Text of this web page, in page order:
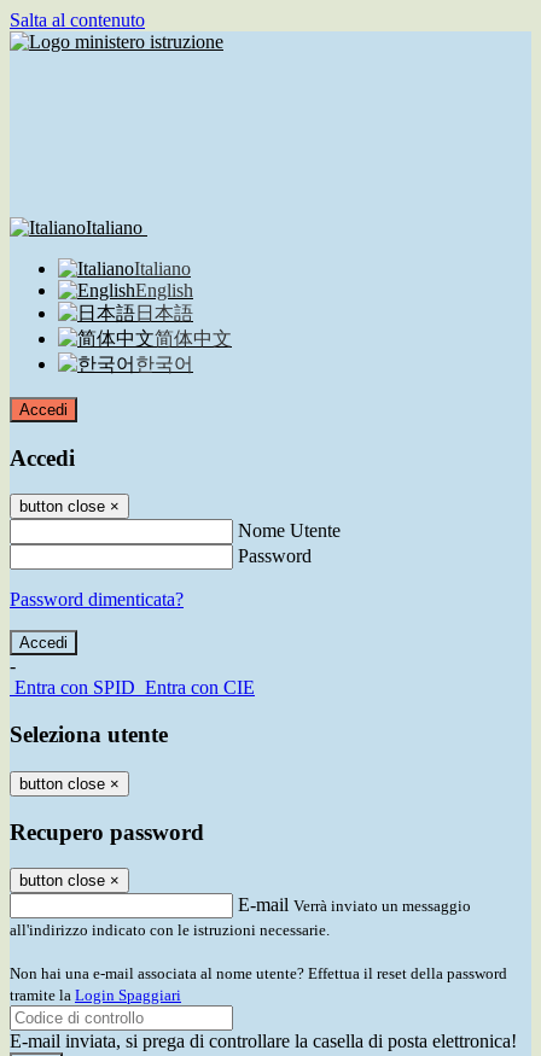
Salta al contenuto
Italiano
Italiano
English
日本語
简体中文
한국어
Accedi
Accedi
button close ×
Nome Utente
Password
Password dimenticata?
-
Entra con SPID Entra con CIE
Seleziona utente
button close ×
Recupero password
button close ×
E-mail Verrà inviato un messaggio
all'indirizzo indicato con le istruzioni necessarie.
Non hai una e-mail associata al nome utente? Effettua il reset della password
tramite la Login Spaggiari
E-mail inviata, si prega di controllare la casella di posta elettronica!